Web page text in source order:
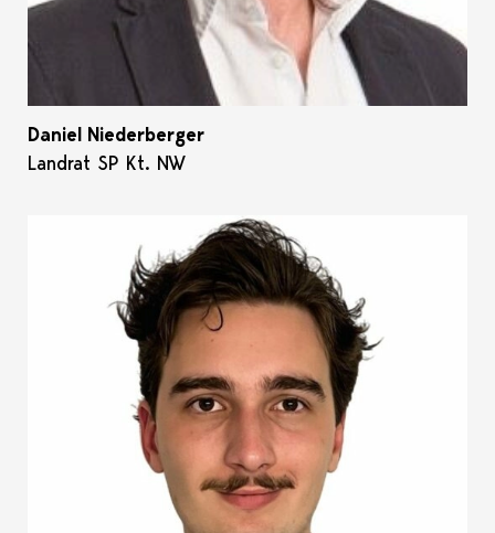
Daniel Niederberger
Landrat SP Kt. NW